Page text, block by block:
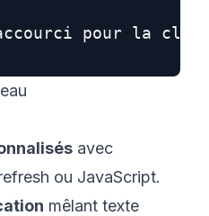
pour la
avec
ou JavaScript.
mêlant texte